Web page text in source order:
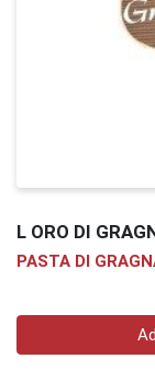
L ORO DI
PASTA DI